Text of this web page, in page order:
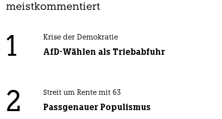
meistkommentiert
1 Krise der Demokratie
AfD-Wählen als Triebabfuhr
2 Streit um Rente mit 63
Passgenauer Populismus